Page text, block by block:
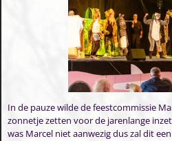
In de pauze wilde de feestcommissie
zonnetje zetten voor de jarenlange
was Marcel niet aanwezig dus zal dit